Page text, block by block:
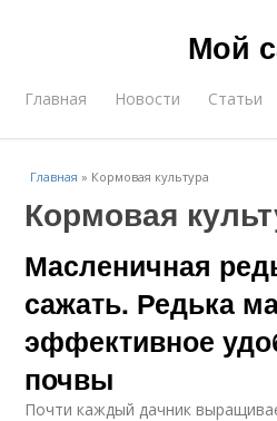
Мой
Главная Новости Статьи
Главная » Кормовая культура
Кормовая
Масленичная
сажать. Редька
эффективное
почвы
Почти каждый дачник